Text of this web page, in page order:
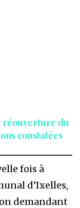
réouverture du
constatées
fois à
d’Ixelles,
demandant